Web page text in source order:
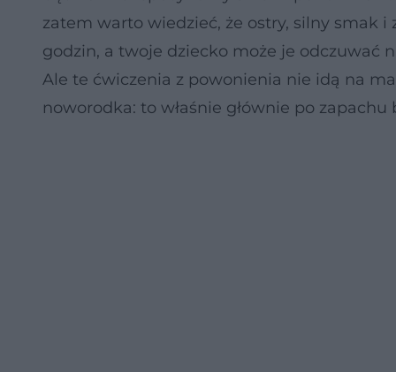
zatem warto wiedzieć, że ostry, silny smak
godzin, a twoje dziecko może je odczuwać
Ale te ćwiczenia z powonienia nie idą na
noworodka: to właśnie głównie po